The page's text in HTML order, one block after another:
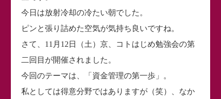
今日は放射冷却の冷たい朝でした。
ピンと張り詰めた空気が気持ち良いですね。
さて、11月12日（土）京、コトはじめ勉強会の第
二回目が開催されました。
今回のテーマは、「資金管理の第一歩」。
私としては得意分野ではありますが（笑）、なか